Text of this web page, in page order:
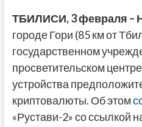
ТБИЛИСИ,3 февраля –
городе Гори (85 км от
государственном
просветительском
устройства
криптовалюты. Об этом
«Рустави-2» со ссылкой